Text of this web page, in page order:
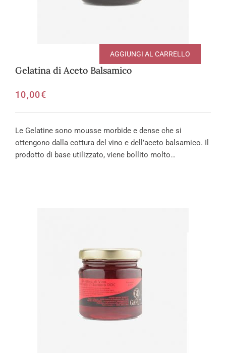
Gelatina di Aceto Balsamico
10,00€
AGGIUNGI AL CARRELLO
Le Gelatine sono mousse morbide e dense che si
ottengono dalla cottura del vino e dell’aceto balsamico. Il
prodotto di base utilizzato, viene bollito molto…